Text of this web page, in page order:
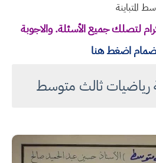
المتباينة
لتصلك جميع الأسئلة. والاجوبة
اضغط هنا
رياضيات ثالث متوسط